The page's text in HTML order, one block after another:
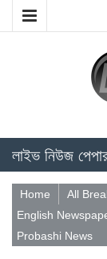
লাইভ নিউজ
Home All
English
Probashi News